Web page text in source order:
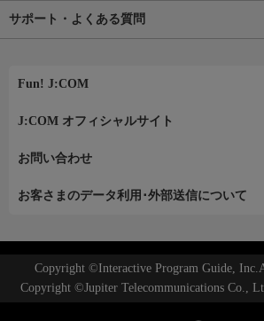
サポート・よくある質問
Fun! J:COM
J:COM オフィシャルサイト
お問い合わせ
お客さまのデータ利用･外部送信について
Copyright ©Interactive Program Guide,
Copyright ©Jupiter Telecommunications Co.,